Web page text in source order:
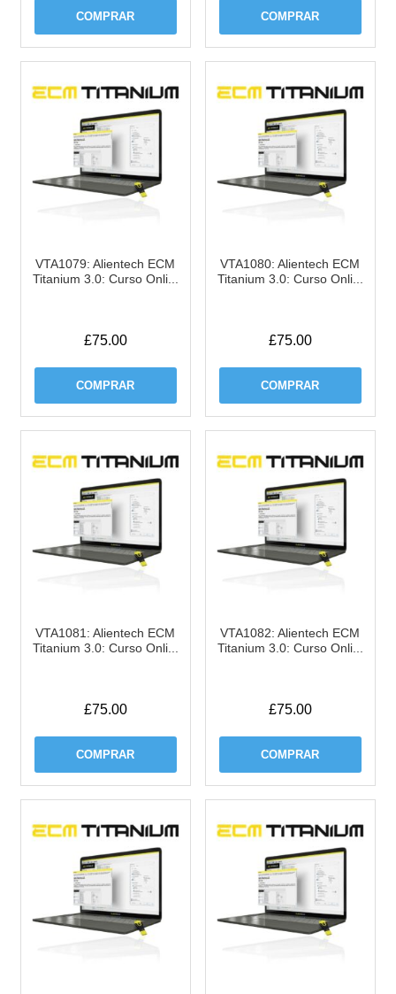
COMPRAR COMPRAR
VTA1079: Alientech ECM
Titanium 3.0: Curso Onli...
£75.00
COMPRAR
VTA1080: Alientech ECM
Titanium 3.0: Curso Onli...
£75.00
COMPRAR
VTA1081: Alientech ECM
Titanium 3.0: Curso Onli...
£75.00
COMPRAR
VTA1082: Alientech ECM
Titanium 3.0: Curso Onli...
£75.00
COMPRAR